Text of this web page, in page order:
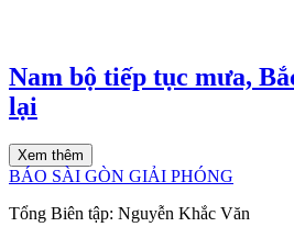
Nam bộ tiếp tục mưa,
lại
Xem thêm
BÁO SÀI GÒN GIẢI PHÓNG
Tổng Biên tập: Nguyễn Khắc Văn